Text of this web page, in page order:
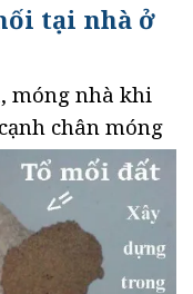
tại nhà ở
móng nhà khi
chân móng